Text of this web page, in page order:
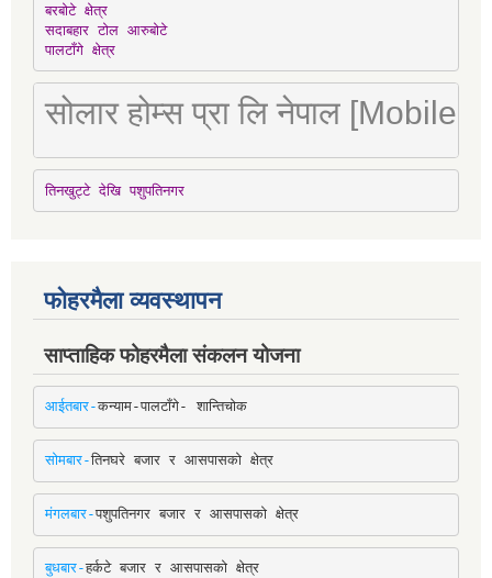
बरबोटे क्षेत्र
सदाबहार टोल आरुबोटे
पालटाँगे क्षेत्र
सोलार होम्स प्रा लि नेपाल [Mobile
तिनखुट्टे देखि पशुपतिनगर
फोहरमैला व्यवस्थापन
साप्ताहिक फोहरमैला संकलन योजना
आईतबार-कन्याम-पालटाँगे- शान्तिचोक
सोमबार-तिनघरे बजार र आसपासको क्षेत्र
मंगलबार-पशुपतिनगर बजार र आसपासको क्षेत्र
बुधबार-हर्कटे बजार र आसपासको क्षेत्र